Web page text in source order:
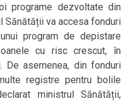
programe dezvoltate din
Sănătății va accesa fonduri
program de depistare
cu risc crescut, în
asemenea, din fonduri
registre pentru bolile
ministrul Sănătății,